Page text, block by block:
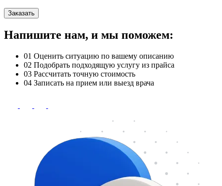
Заказать
Напишите нам, и мы поможем:
01 Оценить ситуацию по вашему описанию
02 Подобрать подходящую услугу из прайса
03 Рассчитать точную стоимость
04 Записать на прием или выезд врача